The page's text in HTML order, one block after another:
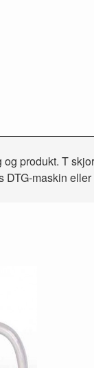
produkt. T
maskin